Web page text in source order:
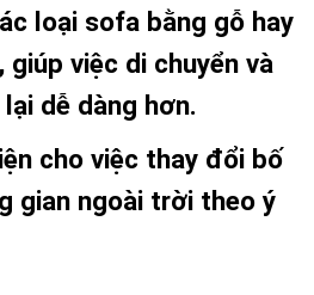
loại sofa bằng gỗ hay
giúp việc di chuyển và
dễ dàng hơn.
cho việc thay đổi bố
gian ngoài trời theo ý